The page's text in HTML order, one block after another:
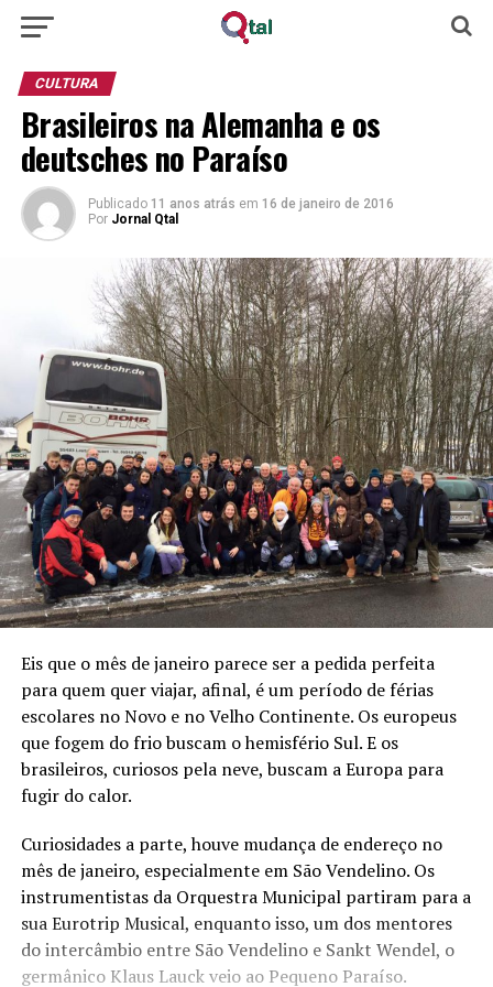
CULTURA
Brasileiros na Alemanha e os
deutsches no Paraíso
Publicado 11 anos atrás em 16 de janeiro de 2016
Por Jornal Qtal
Eis que o mês de janeiro parece ser a pedida perfeita
para quem quer viajar, afinal, é um período de férias
escolares no Novo e no Velho Continente. Os europeus
que fogem do frio buscam o hemisfério Sul. E os
brasileiros, curiosos pela neve, buscam a Europa para
fugir do calor.
Curiosidades a parte, houve mudança de endereço no
mês de janeiro, especialmente em São Vendelino. Os
instrumentistas da Orquestra Municipal partiram para a
sua Eurotrip Musical, enquanto isso, um dos mentores
do intercâmbio entre São Vendelino e Sankt Wendel, o
germânico Klaus Lauck veio ao Pequeno Paraíso.